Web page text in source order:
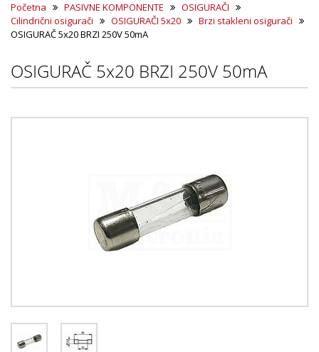
Početna PASIVNE KOMPONENTE
OSIGURAČI
Cilindrični osigurači
OSIGURAČI 5x20
Brzi stakleni osigurači
OSIGURAČ 5x20 BRZI 250V 50mA
OSIGURAČ 5x20 BRZI 250V 50mA